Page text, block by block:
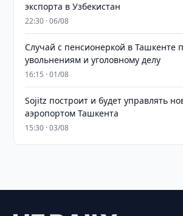
экспорта в Узбекистан
22:30 · 06/08
Случай с пенсионеркой в Ташкенте
увольнениям и уголовному делу
16:15 · 01/08
Sojitz построит и будет управлять
аэропортом Ташкента
15:30 · 03/08